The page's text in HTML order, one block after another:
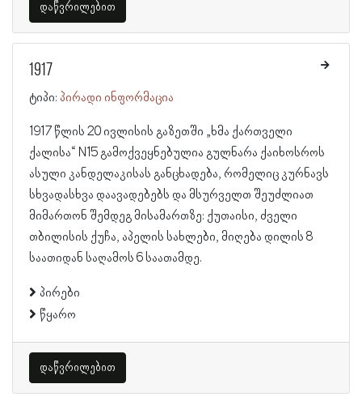
დაწვრილებით
1917
ტიპი: პირადი ინფორმაცია
1917 წლის 20 ივლისის გაზეთში „ხმა ქართველი
ქალისა“ N15 გამოქვეყნებულია გულნარა ქაიხოსროს
ასული კანდელაკისას განცხადება, რომელიც კურნავს
სხვადასხვა დაავადებებს და მსურველთ შეუძლიათ
მიმართონ შემდეგ მისამართზე: ქუთაისი, ძველი
თბილისის ქუჩა, აპელის სახლები, მიღება დილის 8
საათიდან საღამოს 6 საათამდე.
პირები
წყარო
დაწვრილებით